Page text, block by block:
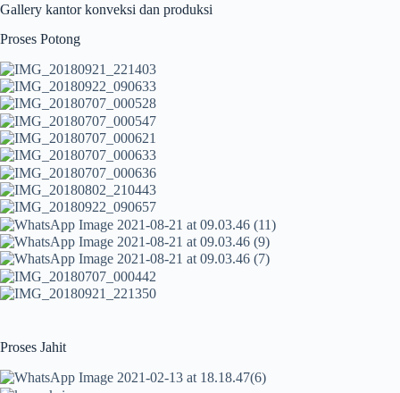
Gallery kantor konveksi dan produksi
Proses Potong
Proses Jahit